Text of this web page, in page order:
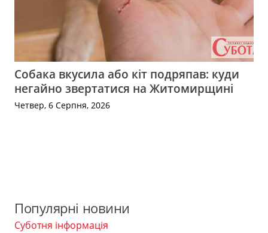
Собака вкусила або кіт подряпав: куди
негайно звертатися на Житомирщині
Четвер, 6 Серпня, 2026
Популярні новини
Суботня інформація